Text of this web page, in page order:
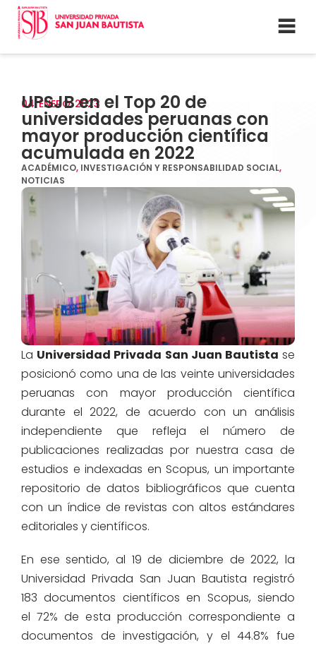
04 ENERO 2023
UPSJB en el Top 20 de
universidades peruanas con
mayor producción científica
acumulada en 2022
ACADÉMICO, INVESTIGACIÓN Y RESPONSABILIDAD SOCIAL,
NOTICIAS
La Universidad Privada San Juan Bautista se
posicionó como una de las veinteuniversidades
peruanascon mayor producción científica
durante el 2022,de acuerdo con un análisis
independiente que refleja el número de
publicaciones realizadas por nuestra casa de
estudios e indexadas en Scopus, un importante
repositorio de datos bibliográficos que cuenta
con un índice de revistascon altos estándares
editoriales y científicos.
En ese sentido, al 19 de diciembre de 2022, la
Universidad Privada San Juan Bautista registró
183 documentos científicos en Scopus, siendo
el 72% de esta producción correspondiente a
documentos de investigación, y el 44.8% fue